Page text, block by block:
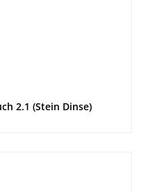
2.1 (Stein Dinse)